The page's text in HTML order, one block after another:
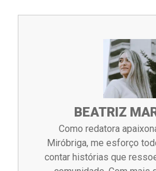
BEATRIZ
Como redatora
Miróbriga, me esforço
contar histórias que